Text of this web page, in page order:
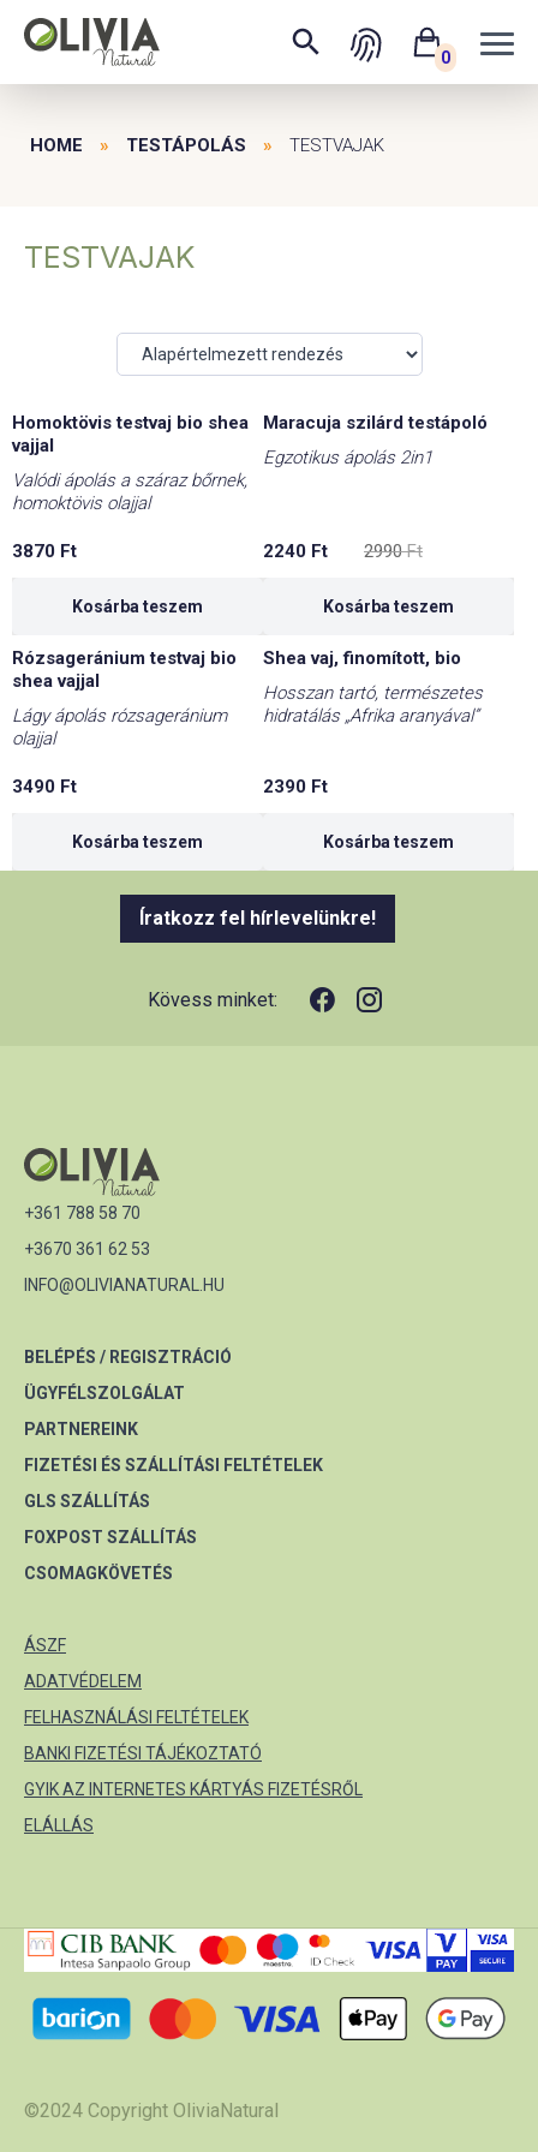
0
HOME » TESTÁPOLÁS » TESTVAJAK
TESTVAJAK
Homoktövis testvaj bio shea
vajjal
Valódi ápolás a száraz bőrnek,
homoktövis olajjal
3870 Ft
Kosárba teszem
Maracuja szilárd testápoló
Egzotikus ápolás 2in1
2990Ft
price
2240 Ft
price
Kosárba teszem
Rózsageránium testvaj bio
shea vajjal
Lágy ápolás rózsageránium
olajjal
3490 Ft
Kosárba teszem
Shea vaj, finomított, bio
Hosszan tartó, természetes
hidratálás „Afrika aranyával”
2390 Ft
Kosárba teszem
Íratkozz fel hírlevelünkre!
Kövess minket:
+361 788 58 70
+3670 361 62 53
INFO@OLIVIANATURAL.HU
BELÉPÉS / REGISZTRÁCIÓ
ÜGYFÉLSZOLGÁLAT
PARTNEREINK
FIZETÉSI ÉS SZÁLLÍTÁSI FELTÉTELEK
GLS SZÁLLÍTÁS
FOXPOST SZÁLLÍTÁS
CSOMAGKÖVETÉS
ÁSZF
ADATVÉDELEM
FELHASZNÁLÁSI FELTÉTELEK
BANKI FIZETÉSI TÁJÉKOZTATÓ
GYIK AZ INTERNETES KÁRTYÁS FIZETÉSRŐL
ELÁLLÁS
©2024 Copyright OliviaNatural